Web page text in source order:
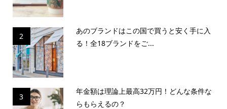
2
あのブランドはこの国で買うと安く手に入
る！全18ブランドをご...
3
年金額は理論上最高32万円！どんな条件な
らもらえるの？